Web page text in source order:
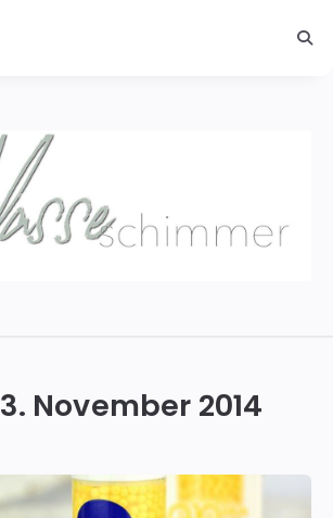
November 2014